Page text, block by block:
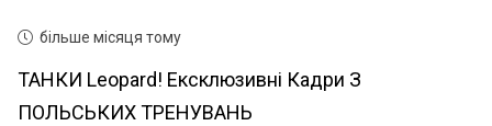
більше місяця тому
ТАНКИ Leopard! Ексклюзивні Кадри З
ПОЛЬСЬКИХ ТРЕНУВАНЬ